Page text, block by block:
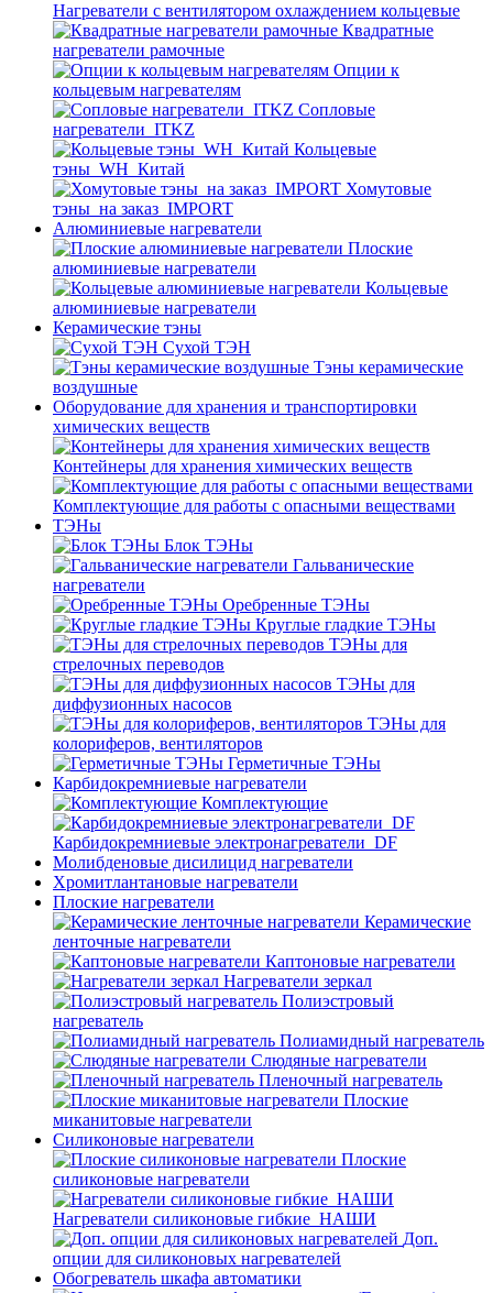
Нагреватели с вентилятором охлаждением кольцевые
Квадратные
нагреватели рамочные
Опции к
кольцевым нагревателям
Cопловые
нагреватели_ITKZ
Кольцевые
тэны_WH_Китай
Хомутовые
тэны_на заказ_IMPORT
Алюминиевые нагреватели
Плоские
алюминиевые нагреватели
Кольцевые
алюминиевые нагреватели
Керамические тэны
Сухой ТЭН
Тэны керамические
воздушные
Оборудование для хранения и транспортировки
химических веществ
Контейнеры для хранения химических веществ
Комплектующие для работы с опасными веществами
ТЭНы
Блок ТЭНы
Гальванические
нагреватели
Оребренные ТЭНы
Круглые гладкие ТЭНы
ТЭНы для
стрелочных переводов
ТЭНы для
диффузионных насосов
ТЭНы для
колориферов, вентиляторов
Герметичные ТЭНы
Карбидокремниевые нагреватели
Комплектующие
Карбидокремниевые электронагреватели_DF
Молибденовые дисилицид нагреватели
Хромитлантановые нагреватели
Плоские нагреватели
Керамические
ленточные нагреватели
Каптоновые нагреватели
Нагреватели зеркал
Полиэстровый
нагреватель
Полиамидный нагреватель
Слюдяные нагреватели
Пленочный нагреватель
Плоские
миканитовые нагреватели
Силиконовые нагреватели
Плоские
силиконовые нагреватели
Нагреватели силиконовые гибкие_НАШИ
Доп.
опции для силиконовых нагревателей
Обогреватель шкафа автоматики